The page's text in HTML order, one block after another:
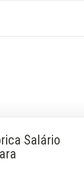
Salário